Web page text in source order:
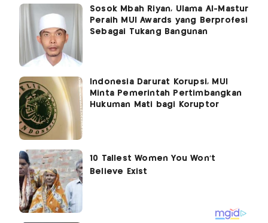
Sosok Mbah Riyan, Ulama Al-Mastur
Peraih MUI Awards yang Berprofesi
Sebagai Tukang Bangunan
Indonesia Darurat Korupsi, MUI
Minta Pemerintah Pertimbangkan
Hukuman Mati bagi Koruptor